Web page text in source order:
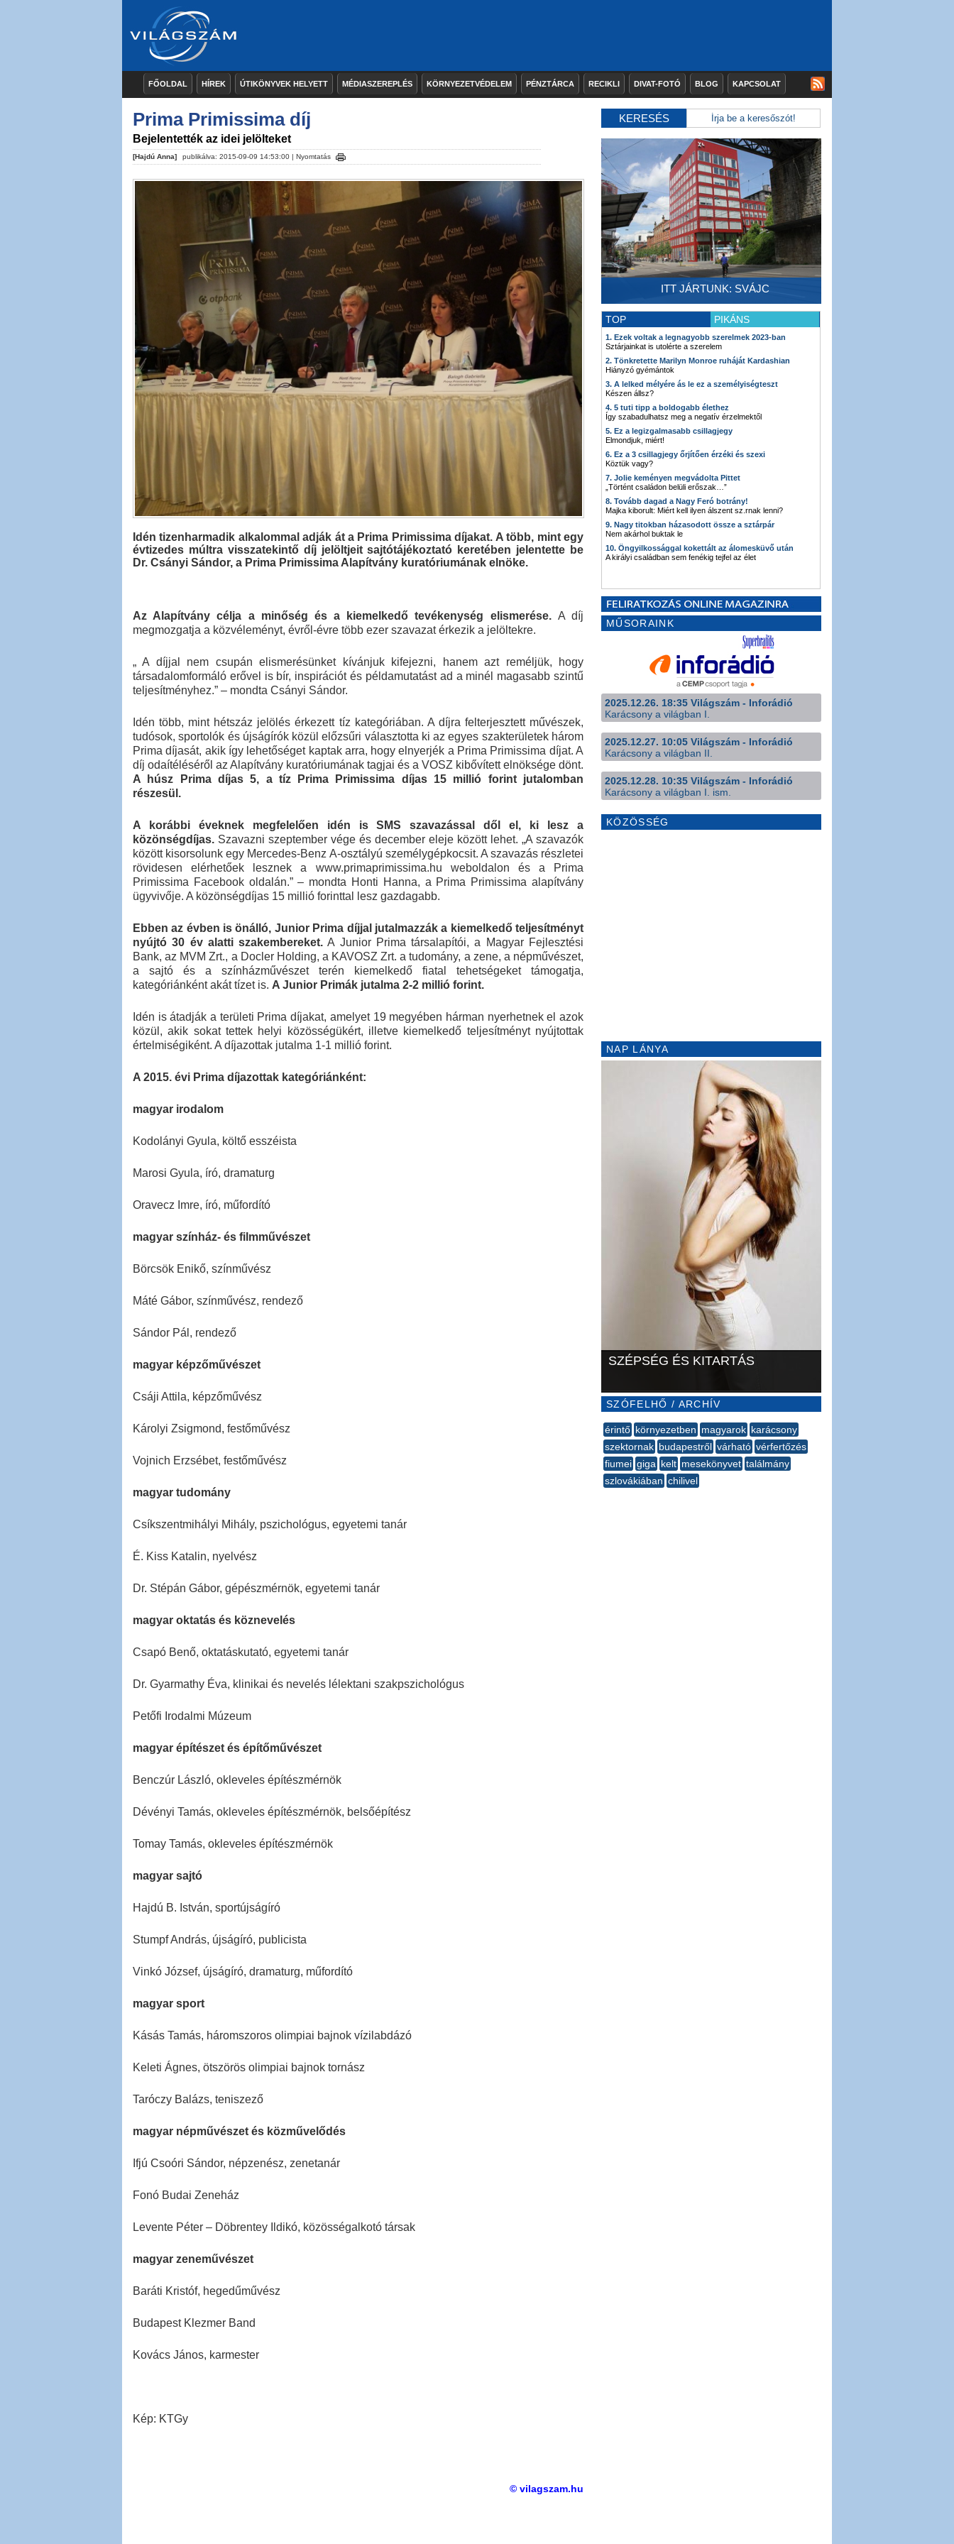
FŐOLDAL HÍREK ÚTIKÖNYVEK HELYETT MÉDIASZEREPLÉS KÖRNYEZETVÉDELEM PÉNZTÁRCA RECIKLI DIVAT-FOTÓ BLOG KAPCSOLAT
Prima Primissima díj
Bejelentették az idei jelölteket
[Hajdú Anna] publikálva: 2015-09-09 14:53:00 | Nyomtatás
Idén tizenharmadik alkalommal adják át a Prima Primissima díjakat. A több, mint egy
évtizedes múltra visszatekintő díj jelöltjeit sajtótájékoztató keretében jelentette be
Dr. Csányi Sándor, a Prima Primissima Alapítvány kuratóriumának elnöke.
Az Alapítvány célja a minőség és a kiemelkedő tevékenység elismerése. A díj
megmozgatja a közvéleményt, évről-évre több ezer szavazat érkezik a jelöltekre.
„ A díjjal nem csupán elismerésünket kívánjuk kifejezni, hanem azt reméljük, hogy
társadalomformáló erővel is bír, inspirációt és példamutatást ad a minél magasabb szintű
teljesítményhez.” – mondta Csányi Sándor.
Idén több, mint hétszáz jelölés érkezett tíz kategóriában. A díjra felterjesztett művészek,
tudósok, sportolók és újságírók közül előzsűri választotta ki az egyes szakterületek három
Prima díjasát, akik így lehetőséget kaptak arra, hogy elnyerjék a Prima Primissima díjat. A
díj odaítéléséről az Alapítvány kuratóriumának tagjai és a VOSZ kibővített elnöksége dönt.
A húsz Prima díjas 5, a tíz Prima Primissima díjas 15 millió forint jutalomban
részesül.
A korábbi éveknek megfelelően idén is SMS szavazással dől el, ki lesz a
közönségdíjas. Szavazni szeptember vége és december eleje között lehet. „A szavazók
között kisorsolunk egy Mercedes-Benz A-osztályú személygépkocsit. A szavazás részletei
rövidesen elérhetőek lesznek a www.primaprimissima.hu weboldalon és a Prima
Primissima Facebook oldalán.” – mondta Honti Hanna, a Prima Primissima alapítvány
ügyvivője. A közönségdíjas 15 millió forinttal lesz gazdagabb.
Ebben az évben is önálló, Junior Prima díjjal jutalmazzák a kiemelkedő teljesítményt
nyújtó 30 év alatti szakembereket. A Junior Prima társalapítói, a Magyar Fejlesztési
Bank, az MVM Zrt., a Docler Holding, a KAVOSZ Zrt. a tudomány, a zene, a népművészet,
a sajtó és a színházművészet terén kiemelkedő fiatal tehetségeket támogatja,
kategóriánként akát tízet is. A Junior Primák jutalma 2-2 millió forint.
Idén is átadják a területi Prima díjakat, amelyet 19 megyében hárman nyerhetnek el azok
közül, akik sokat tettek helyi közösségükért, illetve kiemelkedő teljesítményt nyújtottak
értelmiségiként. A díjazottak jutalma 1-1 millió forint.
A 2015. évi Prima díjazottak kategóriánként:
magyar irodalom
Kodolányi Gyula, költő esszéista
Marosi Gyula, író, dramaturg
Oravecz Imre, író, műfordító
magyar színház- és filmművészet
Börcsök Enikő, színművész
Máté Gábor, színművész, rendező
Sándor Pál, rendező
magyar képzőművészet
Csáji Attila, képzőművész
Károlyi Zsigmond, festőművész
Vojnich Erzsébet, festőművész
magyar tudomány
Csíkszentmihályi Mihály, pszichológus, egyetemi tanár
É. Kiss Katalin, nyelvész
Dr. Stépán Gábor, gépészmérnök, egyetemi tanár
magyar oktatás és köznevelés
Csapó Benő, oktatáskutató, egyetemi tanár
Dr. Gyarmathy Éva, klinikai és nevelés lélektani szakpszichológus
Petőfi Irodalmi Múzeum
magyar építészet és építőművészet
Benczúr László, okleveles építészmérnök
Dévényi Tamás, okleveles építészmérnök, belsőépítész
Tomay Tamás, okleveles építészmérnök
magyar sajtó
Hajdú B. István, sportújságíró
Stumpf András, újságíró, publicista
Vinkó József, újságíró, dramaturg, műfordító
magyar sport
Kásás Tamás, háromszoros olimpiai bajnok vízilabdázó
Keleti Ágnes, ötszörös olimpiai bajnok tornász
Taróczy Balázs, teniszező
magyar népművészet és közművelődés
Ifjú Csoóri Sándor, népzenész, zenetanár
Fonó Budai Zeneház
Levente Péter – Döbrentey Ildikó, közösségalkotó társak
magyar zeneművészet
Baráti Kristóf, hegedűművész
Budapest Klezmer Band
Kovács János, karmester
Kép: KTGy
© vilagszam.hu
KERESÉS
ITT JÁRTUNK: SVÁJC
TOP PIKÁNS
1. Ezek voltak a legnagyobb szerelmek 2023-ban
Sztárjainkat is utolérte a szerelem
2. Tönkretette Marilyn Monroe ruháját Kardashian
Hiányzó gyémántok
3. A lelked mélyére ás le ez a személyiségteszt
Készen állsz?
4. 5 tuti tipp a boldogabb élethez
Így szabadulhatsz meg a negatív érzelmektől
5. Ez a legizgalmasabb csillagjegy
Elmondjuk, miért!
6. Ez a 3 csillagjegy őrjítően érzéki és szexi
Köztük vagy?
7. Jolie keményen megvádolta Pittet
„Történt családon belüli erőszak…”
8. Tovább dagad a Nagy Feró botrány!
Majka kiborult: Miért kell ilyen álszent sz.rnak lenni?
9. Nagy titokban házasodott össze a sztárpár
Nem akárhol buktak le
10. Öngyilkossággal kokettált az álomesküvő után
A királyi családban sem fenékig tejfel az élet
MŰSORAINK
2025.12.26. 18:35 Világszám - Inforádió
Karácsony a világban I.
2025.12.27. 10:05 Világszám - Inforádió
Karácsony a világban II.
2025.12.28. 10:35 Világszám - Inforádió
Karácsony a világban I. ism.
KÖZÖSSÉG
NAP LÁNYA
SZÉPSÉG ÉS KITARTÁS
SZÓFELHŐ / ARCHÍV
érintő környezetben magyarok karácsony
szektornak budapestről várható vérfertőzés
fiumei giga kelt mesekönyvet találmány
szlovákiában chilivel